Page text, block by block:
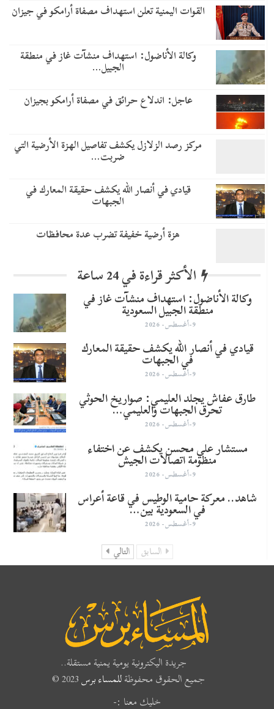
القوات اليمنية تعلن استهداف مصفاة أرامكو في جيزان
وكالة الأناضول: استهداف منشآت غاز في منطقة
الجبيل…
عاجل: اندلاع حرائق في مصفاة أرامكو بجيزان
مركز رصد الزلازل يكشف تفاصيل الهزة الأرضية التي
ضربت…
قيادي في أنصار الله يكشف حقيقة المعارك في
الجبهات
هزة أرضية خفيفة تضرب عدة محافظات
الأكثر قراءة في 24 ساعة
وكالة الأناضول: استهداف منشآت غاز في
منطقة الجبيل السعودية
9-أغسطس- 2026
قيادي في أنصار الله يكشف حقيقة المعارك
في الجبهات
9-أغسطس- 2026
طارق عفاش يجلد العليمي: صواريخ الحوثي
تحرق الجبهات والعليمي…
9-أغسطس- 2026
مستشار علي محسن يكشف عن اختفاء
منظومة اتصالات الجيش
9-أغسطس- 2026
شاهد.. معركة حامية الوطيس في قاعة أعراس
في السعودية بين…
9-أغسطس- 2026
السابق التالي
جريدة اليكترونية يومية يمنية مستقلة..
جميع الحقوق محفوظةللمساء برس
خليك معنا :-